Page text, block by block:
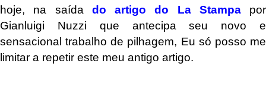
hoje, na saída do artigo do La Stampapor
Gianluigi Nuzzi que antecipa seu novo e
sensacional trabalho de pilhagem, Eu só posso me
limitar a repetir este meu antigo artigo.